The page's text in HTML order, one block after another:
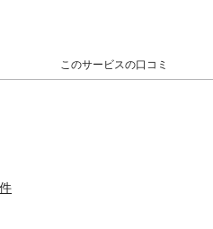
このサービスの口コミ